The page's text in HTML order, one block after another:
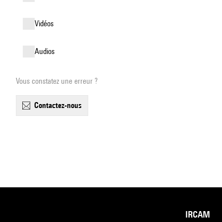
vidéos
audios
Vous constatez une erreur ?
contactez-nous
IRCAM